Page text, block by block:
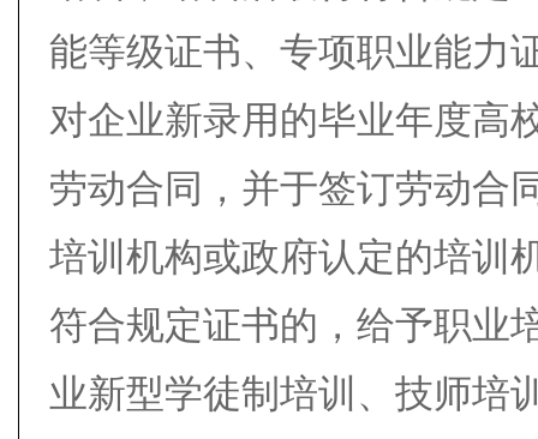
能等级证书、专项职业能力
对企业新录用的毕业年度高
劳动合同，并于签订劳动合
培训机构或政府认定的培训
符合规定证书的，给予职业
业新型学徒制培训、技师培